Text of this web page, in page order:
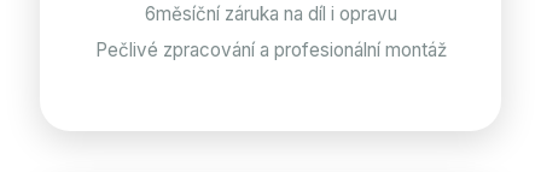
6měsíční záruka na díl i opravu
Pečlivé zpracování a profesionální montáž